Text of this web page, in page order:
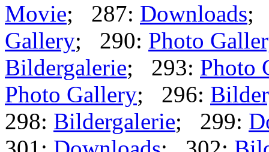
Movie; 287: Downloads;
Gallery; 290: Photo
Bildergalerie; 293: Photo
Photo Gallery; 296:
298: Bildergalerie; 299: